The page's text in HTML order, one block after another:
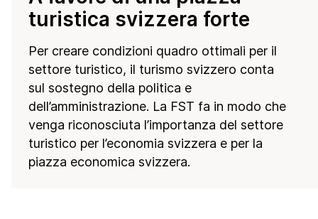
turistica svizzera forte
Per creare condizioni quadro ottimali per il
settore turistico, il turismo svizzero conta
sul sostegno della politica e
dell’amministrazione. La FST fa in modo che
venga riconosciuta l’importanza del settore
turistico per l’economia svizzera e per la
piazza economica svizzera.